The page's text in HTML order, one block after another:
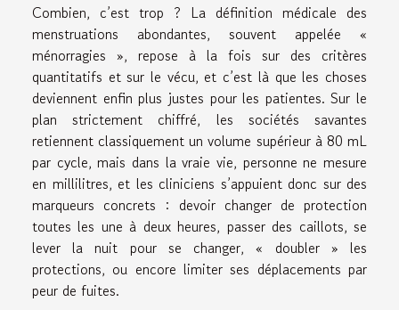
Combien, c’est trop ? La définition médicale des
menstruations abondantes, souvent appelée «
ménorragies », repose à la fois sur des critères
quantitatifs et sur le vécu, et c’est là que les choses
deviennent enfin plus justes pour les patientes. Sur le
plan strictement chiffré, les sociétés savantes
retiennent classiquement un volume supérieur à 80 mL
par cycle, mais dans la vraie vie, personne ne mesure
en millilitres, et les cliniciens s’appuient donc sur des
marqueurs concrets : devoir changer de protection
toutes les une à deux heures, passer des caillots, se
lever la nuit pour se changer, « doubler » les
protections, ou encore limiter ses déplacements par
peur de fuites.